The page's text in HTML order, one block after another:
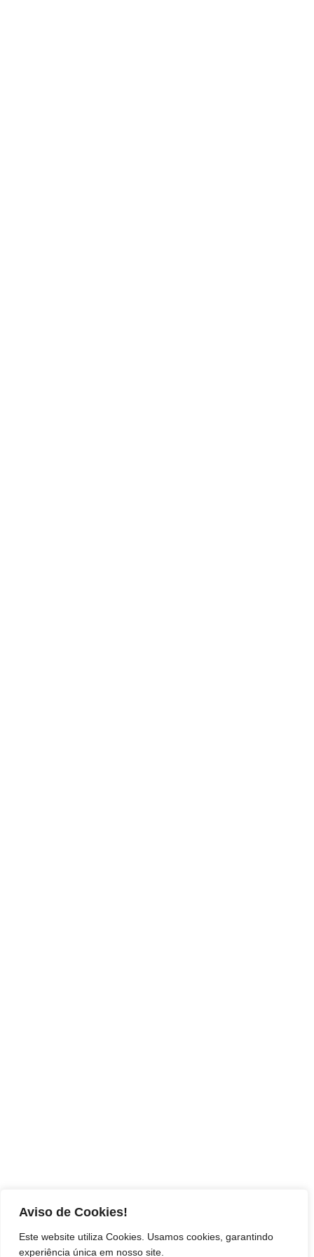
Aviso de Cookies!
Este website utiliza Cookies. Usamos cookies, garantindo
experiência única em nosso site.